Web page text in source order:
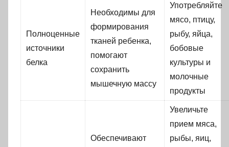
Полноценные
источники
белка
Необходимы для
формирования
тканей ребенка,
помогают
сохранить
мышечную массу
Употребляйте
мясо, птицу,
рыбу, яйца,
бобовые
культуры и
молочные
продукты
Обеспечивают
Увеличьте
прием мяса,
рыбы, яиц,